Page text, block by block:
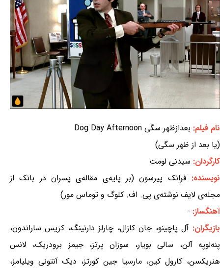
نام فیلم: بعدازظهر سگی Dog Day Afternoon
(یا بعد از ظهر سگی)
کارگردان: سیدنی لومت
نویسنده:فرانک پیرسون (بر پایه‌ی مقاله‌ی پسران در بانک از
مجله‌ی لایف نوشته‌ی پی. اف. کلوگ و توماس مور)
آهنگساز: -
بازیگران: آل پاچینو، جان کازال، چارلز دارنینگ، کریس ساراندون،
پنه‌لوپه آلن، سالی بویار، سوزان پرتز، جیمز برودریک، لانس
هنریکسن، کارول کین، مارسیا جین کورتز، دیک آنتونی ویلیامز،